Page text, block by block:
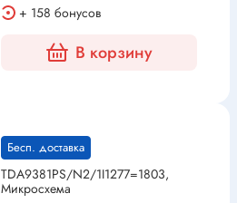
+ 158 бонусов
В корзину
Бесп. доставка
TDA9381PS/N2/1I1277=1803,
Микросхема